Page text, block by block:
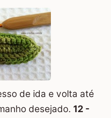
de ida e volta até
desejado. 12 -